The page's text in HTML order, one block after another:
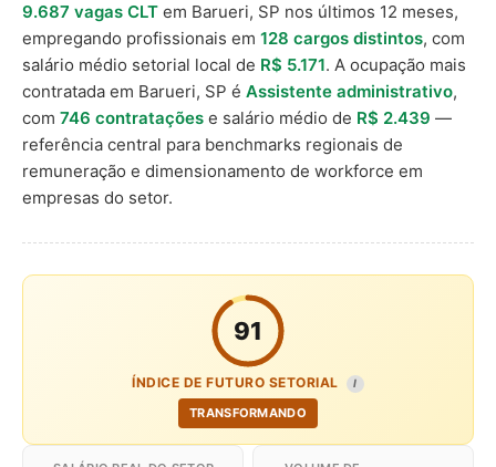
9.687 vagas CLT em Barueri, SP nos últimos 12 meses,
empregando profissionais em 128 cargos distintos, com
salário médio setorial local de R$ 5.171. A ocupação mais
contratada em Barueri, SP é Assistente administrativo,
com 746 contratações e salário médio de R$ 2.439 —
referência central para benchmarks regionais de
remuneração e dimensionamento de workforce em
empresas do setor.
91
ÍNDICE DE FUTURO SETORIAL I
TRANSFORMANDO